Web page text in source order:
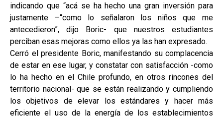
indicando que “acá se ha hecho una gran inversión para
justamente –“como lo señalaron los niños que me
antecedieron”, dijo Boric- que nuestros estudiantes
perciban esas mejoras como ellos ya las han expresado.
Cerró el presidente Boric, manifestando su complacencia
de estar en ese lugar, y constatar con satisfacción -como
lo ha hecho en el Chile profundo, en otros rincones del
territorio nacional- que se están realizando y cumpliendo
los objetivos de elevar los estándares y hacer más
eficiente el uso de la energía de los establecimientos